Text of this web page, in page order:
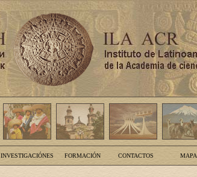
INVESTIGACIÓNES FORMACIÓN CONTACTOS MAPA